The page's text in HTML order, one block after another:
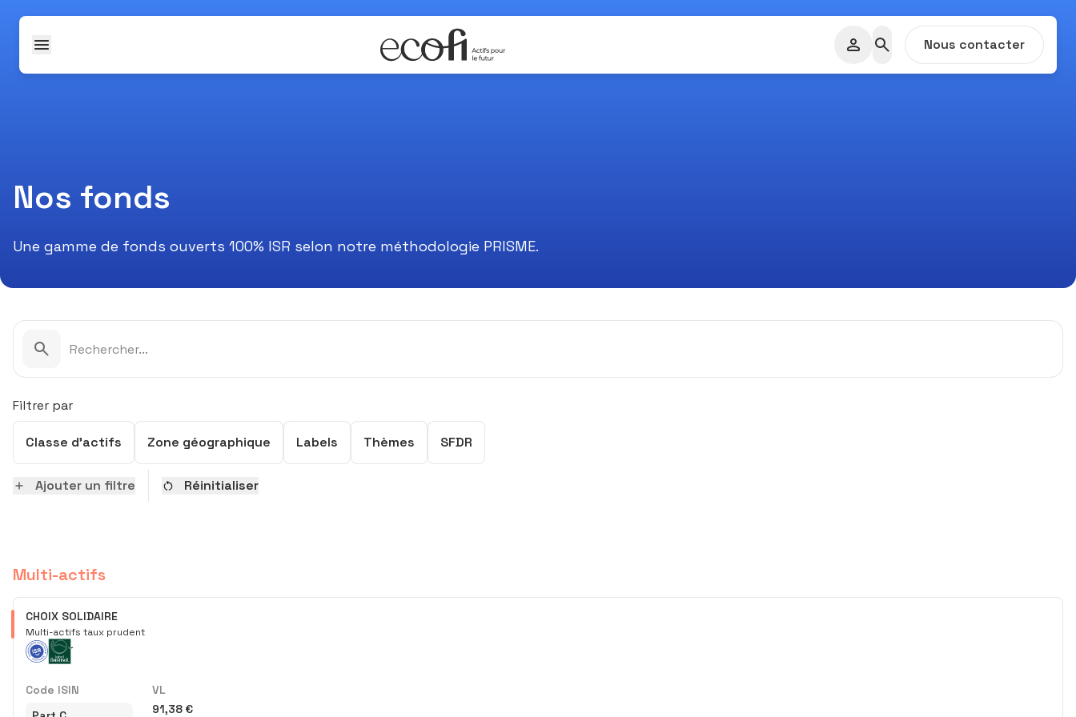
Nous contacter
Nos fonds
Une gamme de fonds ouverts 100% ISR selon notre méthodologie PRISME.
La liste de fonds s'actualise dès qu'une lettre est saisie dans le champ de recherche ou dès qu'un filtre est sélectionné.
Filtrer par
Classe d’actifs
Zone géographique
Labels
Thèmes
SFDR
Ajouter un filtre Réinitialiser
Multi-actifs
CHOIX SOLIDAIRE
Multi-actifs taux prudent
Code ISIN
VL
91,38 €